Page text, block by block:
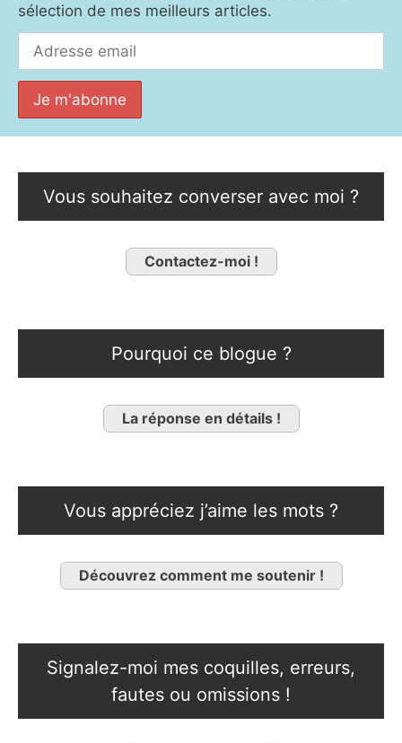
sélection de mes meilleurs articles.
Vous souhaitez converser avec moi ?
Contactez-moi !
Pourquoi ce blogue ?
La réponse en détails !
Vous appréciez j’aime les mots ?
Découvrez comment me soutenir !
Signalez-moi mes coquilles, erreurs,
fautes ou omissions !